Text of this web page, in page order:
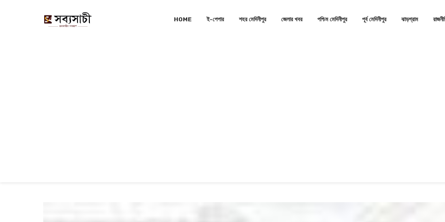
HOME ই-পেপার শহর মেদিনীপুর জেলার খবর পশ্চিম মেদিনীপুর পূর্ব মেদিনীপুর ঝাড়গ্রাম